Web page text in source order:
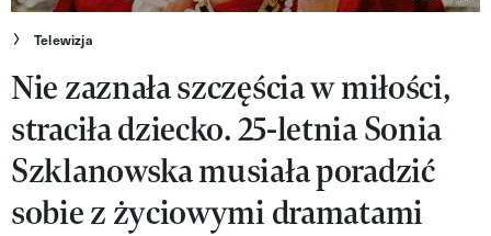
Wideo
Nasze akcje
VIVA!ART
VIVA!MODA
VIVA!LIFESTYLE
Telewizja
Nie zaznała szczęścia w miłości,
straciła dziecko. 25-letnia Sonia
Szklanowska musiała poradzić
sobie z życiowymi dramatami